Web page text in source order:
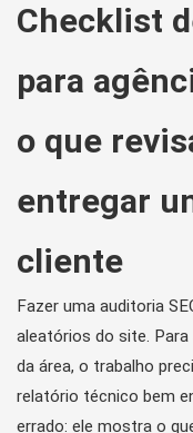
Checklist
para
o que
entregar
cliente
Fazer uma auditoria
aleatórios do site.
da área, o trabalho
relatório técnico bem
errado: ele mostra o